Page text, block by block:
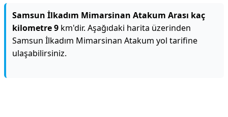
Samsun İlkadım Mimarsinan Atakum Arası kaç
kilometre 9 km'dir. Aşağıdaki harita üzerinden
Samsun İlkadım Mimarsinan Atakum yol tarifine
ulaşabilirsiniz.